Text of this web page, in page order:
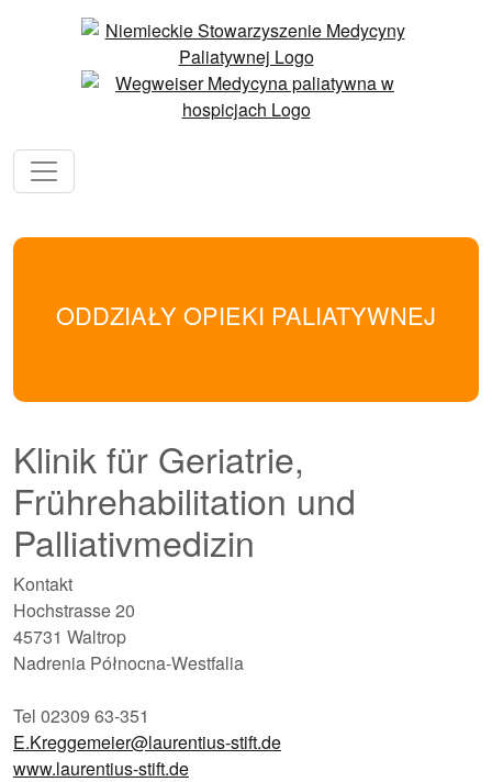
ODDZIAŁY OPIEKI PALIATYWNEJ
Klinik für Geriatrie,
Frührehabilitation und
Palliativmedizin
Kontakt
Hochstrasse 20
45731 Waltrop
Nadrenia Północna-Westfalia
Tel 02309 63-351
E.Kreggemeier@laurentius-stift.de
www.laurentius-stift.de